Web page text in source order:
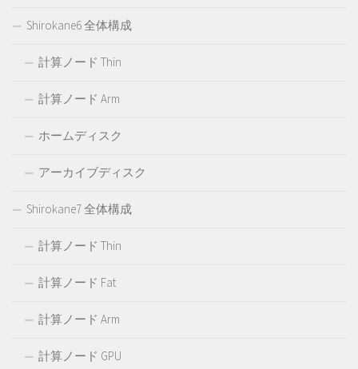
Shirokane6 全体構成
計算ノード Thin
計算ノード Arm
ホームディスク
アーカイブディスク
Shirokane7 全体構成
計算ノード Thin
計算ノード Fat
計算ノード Arm
計算ノード GPU